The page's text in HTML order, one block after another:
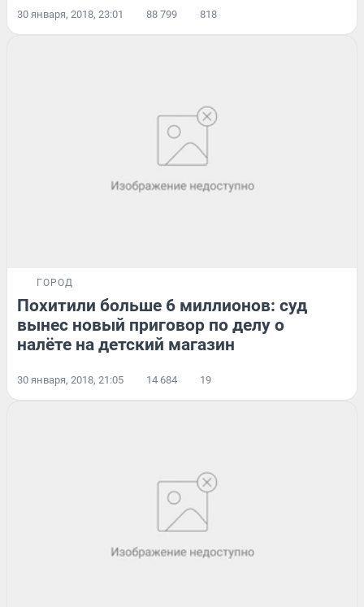
30 января, 2018, 23:01 88 799 818
ГОРОД
Похитили больше 6 миллионов: суд
вынес новый приговор по делу о
налёте на детский магазин
30 января, 2018, 21:05 14 684 19